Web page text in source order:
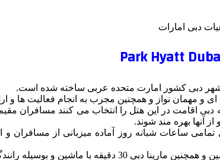
دبی امارات
ای و مهمان نواز و همچنین مجرب به انجام فعالیت ها
اقامت در این هتل را انتخاب می کنند مسافران
آنها بهره مند شوند.
ساعات شبانه روز آماده میزبانی از مسافران و